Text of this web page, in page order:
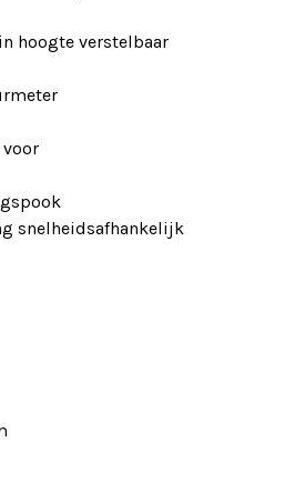
hoogte verstelbaar
snelheidsafhankelijk